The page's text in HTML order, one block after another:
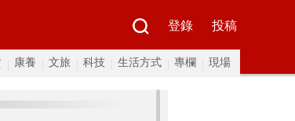
登錄 投稿
康養 文旅 科技 生活方式 專欄 現場